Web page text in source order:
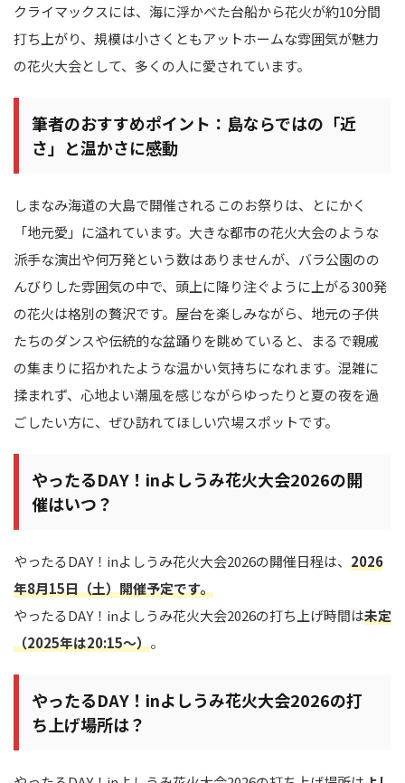
クライマックスには、海に浮かべた台船から花火が約10分間
打ち上がり、規模は小さくともアットホームな雰囲気が魅力
の花火大会として、多くの人に愛されています。
筆者のおすすめポイント：島ならではの「近
さ」と温かさに感動
しまなみ海道の大島で開催されるこのお祭りは、とにかく
「地元愛」に溢れています。大きな都市の花火大会のような
派手な演出や何万発という数はありませんが、バラ公園のの
んびりした雰囲気の中で、頭上に降り注ぐように上がる300発
の花火は格別の贅沢です。屋台を楽しみながら、地元の子供
たちのダンスや伝統的な盆踊りを眺めていると、まるで親戚
の集まりに招かれたような温かい気持ちになれます。混雑に
揉まれず、心地よい潮風を感じながらゆったりと夏の夜を過
ごしたい方に、ぜひ訪れてほしい穴場スポットです。
やったるDAY！inよしうみ花火大会2026の開
催はいつ？
やったるDAY！inよしうみ花火大会2026の開催日程は、 2026
年8月15日（土）開催予定です。
やったるDAY！inよしうみ花火大会2026の打ち上げ時間は未定
（2025年は20:15～）。
やったるDAY！inよしうみ花火大会2026の打
ち上げ場所は？